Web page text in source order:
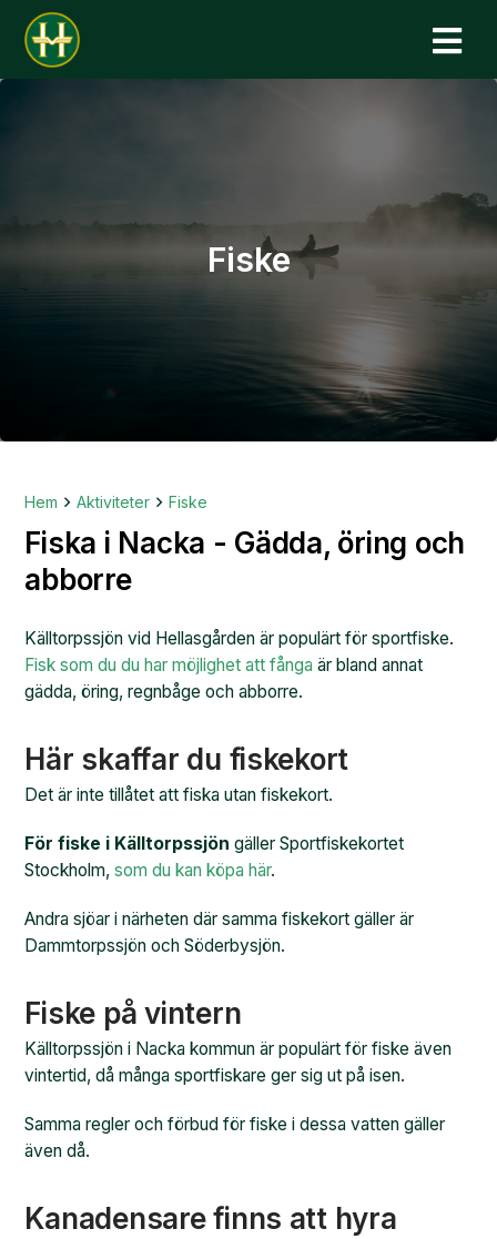
Fiske
Hem Aktiviteter Fiske
Fiska i Nacka - Gädda, öring och
abborre
Källtorpssjön vid Hellasgården är populärt för sportfiske.
Fisk som du du har möjlighet att fånga är bland annat
gädda, öring, regnbåge och abborre.
Här skaffar du fiskekort
Det är inte tillåtet att fiska utan fiskekort.
För fiske i Källtorpssjön gäller Sportfiskekortet
Stockholm,som du kan köpa här.
Andra sjöar i närheten där samma fiskekort gäller är
Dammtorpssjön och Söderbysjön.
Fiske på vintern
Källtorpssjön i Nacka kommun är populärt för fiske även
vintertid, då många sportfiskare ger sig ut på isen.
Samma regler och förbud för fiske i dessa vatten gäller
även då.
Kanadensare finns att hyra